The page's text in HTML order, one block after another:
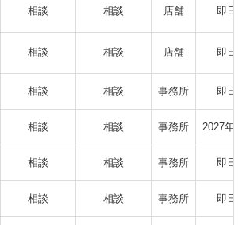
相談 相談 店舗 即日
相談 相談 店舗 即日
相談 相談 事務所 即日
相談 相談 事務所 2027年1
相談 相談 事務所 即日
相談 相談 事務所 即日